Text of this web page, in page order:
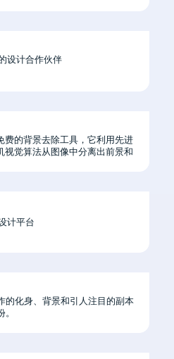
设计合作伙伴
费的背景去除工具，它利用先进
视觉算法从图像中分离出前景和
计平台
的化身、背景和引人注目的副本